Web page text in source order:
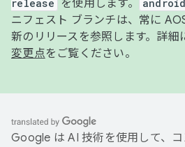
release
を使用します。
ニフェスト ブランチは、常に
新のリリースを参照します。詳細
変更点をご覧ください。
Google は AI 技術を使用して、